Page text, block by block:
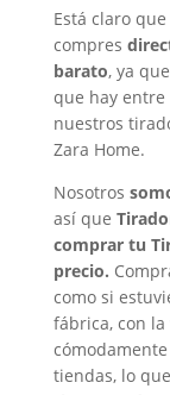
Está claro
compres
barato, ya
que hay entre
nuestros
Zara Home.
Nosotros
así que
comprar tu
precio.
como si
fábrica, con
tiendas, lo